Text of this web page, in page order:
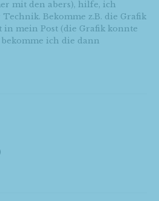
mit den abers), hilfe, ich
Bekomme z.B. die Grafik
mein Post (die Grafik konnte
ich die dann